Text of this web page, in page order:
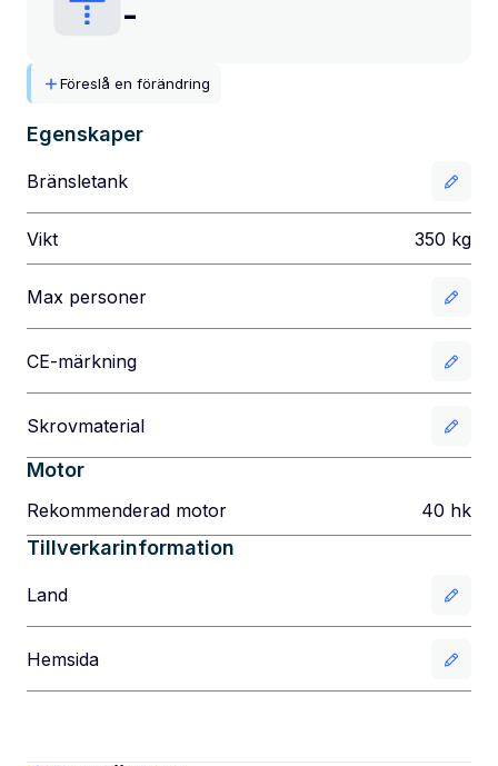
-
Föreslå en förändring
Egenskaper
Bränsletank
Vikt 350 kg
Max personer
CE-märkning
Skrovmaterial
Motor
Rekommenderad motor 40 hk
Tillverkarinformation
Land
Hemsida